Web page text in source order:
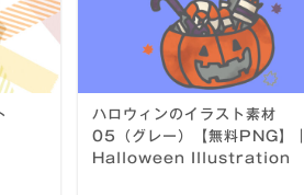
ハロウィンのイラスト素材
05（グレー）【無料PNG】｜
Halloween Illustration